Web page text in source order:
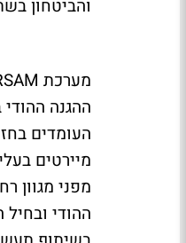
והביטחון
מיירטים
מפני מגוון
ההודי